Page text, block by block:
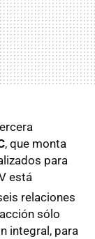
, que monta
para
está
relaciones
sólo
integral, para